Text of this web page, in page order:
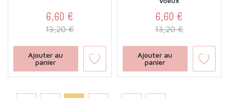
Prix
6,60 €
Prix de base
13,20 €
Ajouter au
panier
Prix
6,60 €
Prix de base
13,20 €
Ajouter au
panier